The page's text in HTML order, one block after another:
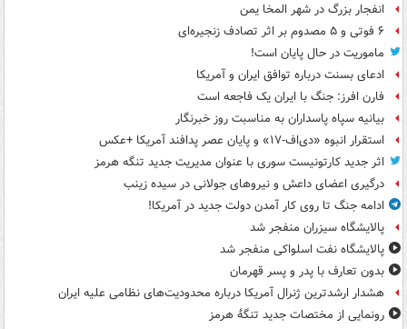
انفجار بزرگ در شهر المخا یمن
۶ فوتی و ۵ مصدوم بر اثر تصادف زنجیره‌ای
ماموریت در حال پایان است!
ادعای بسنت درباره توافق ایران و آمریکا
فارن افرز: جنگ با ایران یک فاجعه است
بیانیه سپاه پاسداران به مناسبت روز خبرنگار
استقرار انبوه «دی‌اف‑۱۷» و پایان عصر پدافند آمریکا +عکس
اثر جدید کارتونیست سوری با عنوان مدیریت جدید تنگه هرمز
درگیری اعضای داعش و نیروهای جولانی در سیده زینب
ادامه جنگ تا روی کار آمدن دولت جدید در آمریکا!
پالایشگاه سیزران منفجر شد
پالایشگاه نفت اسلواکی منفجر شد
بدون تعارف با پدر و پسر قهرمان
هشدار ارشدترین ژنرال آمریکا درباره محدودیت‌های نظامی علیه ایران
رونمایی از مختصات جدید تنگۀ هرمز